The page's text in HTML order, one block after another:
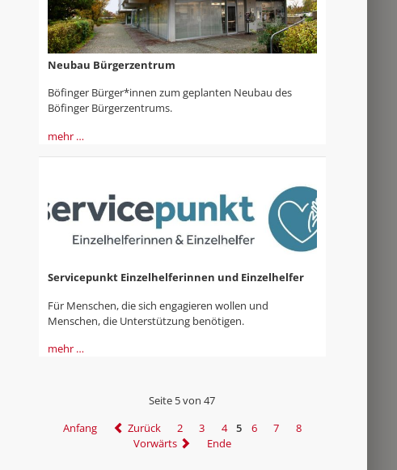
Neubau Bürgerzentrum
Böfinger Bürger*innen zum geplanten Neubau des
Böfinger Bürgerzentrums.
mehr …
Servicepunkt Einzelhelferinnen und Einzelhelfer
Für Menschen, die sich engagieren wollen und
Menschen, die Unterstützung benötigen.
mehr …
Seite 5 von 47
Anfang
Zurück 2 3 4 5 6 7
8
Vorwärts
Ende